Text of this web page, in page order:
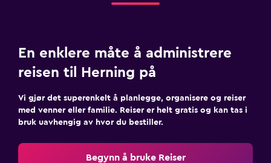
En enklere måte å administrere
reisen til Herning på
Vi gjør det superenkelt å planlegge, organisere og reiser
med venner eller familie. Reiser er helt gratis og kan tas i
bruk uavhengig av hvor du bestiller.
Begynn å bruke Reiser